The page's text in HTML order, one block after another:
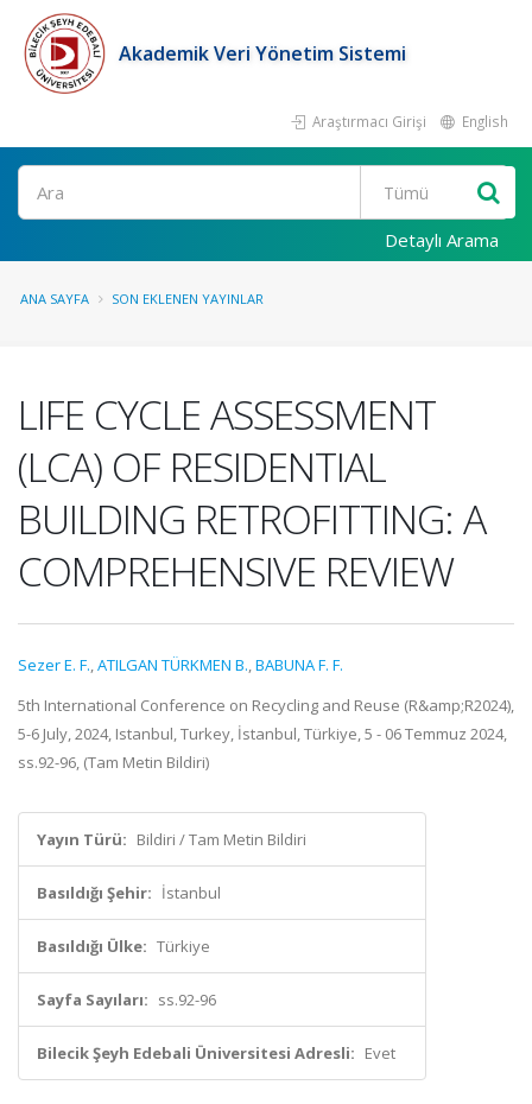
Akademik Veri Yönetim Sistemi
Araştırmacı Girişi English
Ara
Detaylı Arama
ANA SAYFA SON EKLENEN YAYINLAR
LIFE CYCLE ASSESSMENT
(LCA) OF RESIDENTIAL
BUILDING RETROFITTING: A
COMPREHENSIVE REVIEW
Sezer E. F.,ATILGAN TÜRKMEN B.,BABUNA F. F.
5th International Conference on Recycling and Reuse (R&amp;R2024),
5-6 July, 2024, Istanbul, Turkey, İstanbul, Türkiye, 5 - 06 Temmuz 2024,
ss.92-96, (Tam Metin Bildiri)
Yayın Türü: Bildiri / Tam Metin Bildiri
Basıldığı Şehir: İstanbul
Basıldığı Ülke: Türkiye
Sayfa Sayıları: ss.92-96
Bilecik Şeyh Edebali Üniversitesi Adresli: Evet